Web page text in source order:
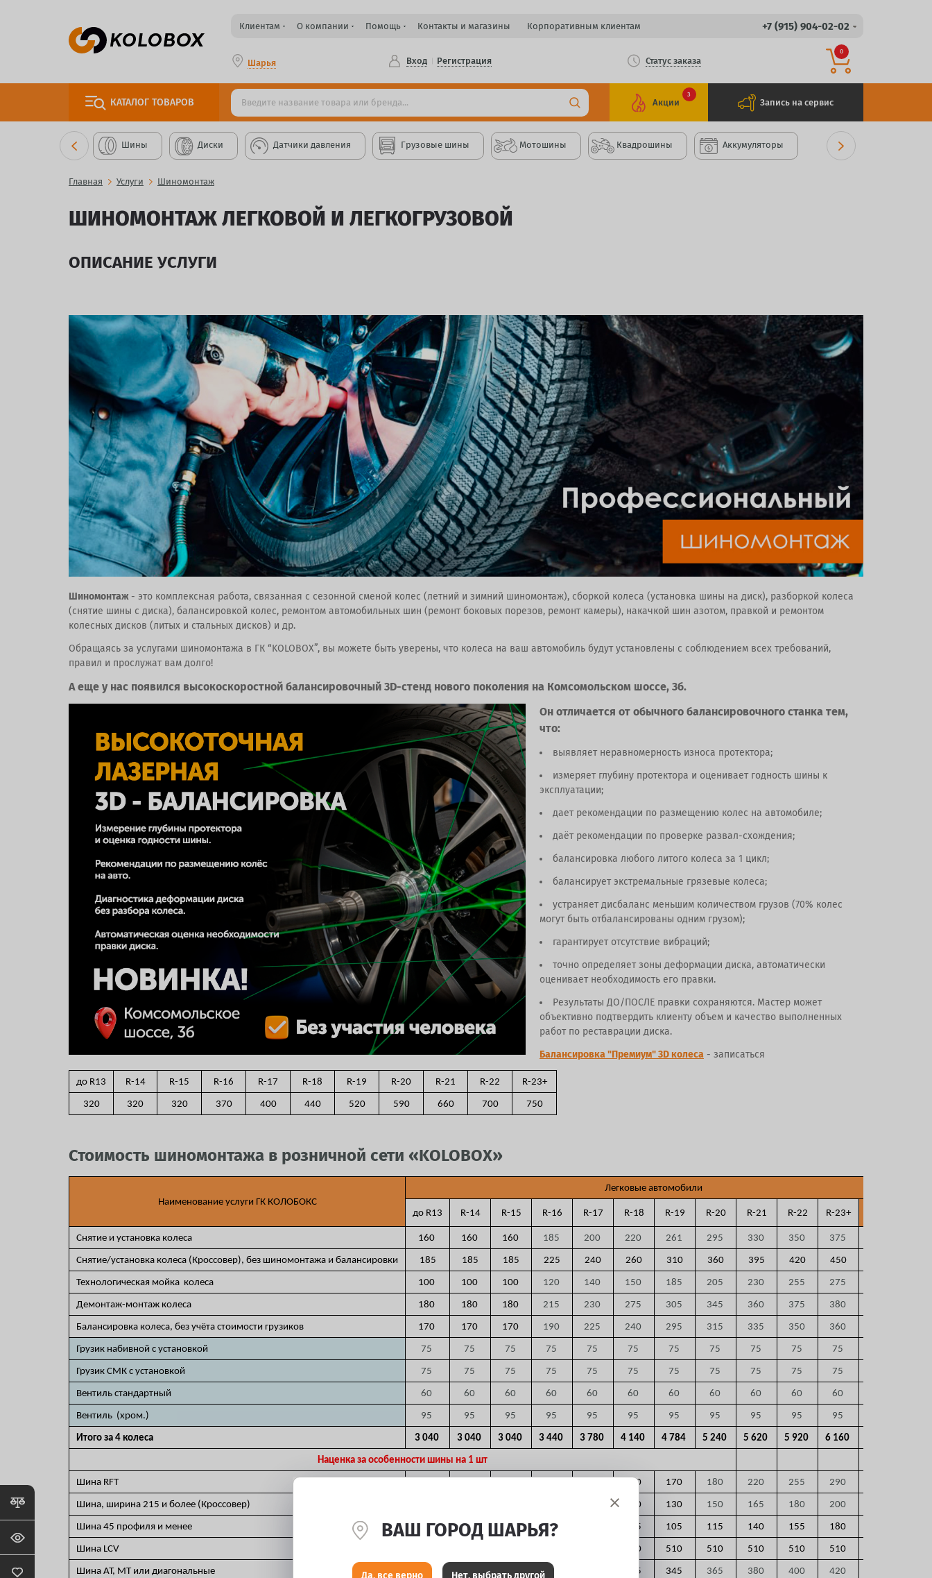
Клиентам О компании Помощь Контакты и магазины Корпоративным клиентам +7 (915) 904-02-02
Шарья Вход Регистрация Статус заказа
0
КАТАЛОГ ТОВАРОВ Акции
3
Запись на сервис
Шины Диски Датчики давления Грузовые шины Мотошины Квадрошины Аккумуляторы
Главная Услуги Шиномонтаж
ШИНОМОНТАЖ ЛЕГКОВОЙ И ЛЕГКОГРУЗОВОЙ
ОПИСАНИЕ УСЛУГИ
Шиномонтаж - это комплексная работа, связанная с сезонной сменой колес (летний и зимний шиномонтаж), сборкой колеса (установка шины на диск), разборкой колеса
(снятие шины с диска), балансировкой колес, ремонтом автомобильных шин (ремонт боковых порезов, ремонт камеры), накачкой шин азотом, правкой и ремонтом
колесных дисков (литых и стальных дисков) и др.
Обращаясь за услугами шиномонтажа в ГК “KOLOBOX”, вы можете быть уверены, что колеса на ваш автомобиль будут установлены с соблюдением всех требований,
правил и прослужат вам долго!
А еще у нас появился высокоскоростной балансировочный 3D-стенд нового поколения на Комсомольском шоссе, 3б.
Он отличается от обычного балансировочного станка тем,
что:
выявляет неравномерность износа протектора;
измеряет глубину протектора и оценивает годность шины к
эксплуатации;
дает рекомендации по размещению колес на автомобиле;
даёт рекомендации по проверке развал-схождения;
балансировка любого литого колеса за 1 цикл;
балансирует экстремальные грязевые колеса;
устраняет дисбаланс меньшим количеством грузов (70% колес
могут быть отбалансированы одним грузом);
гарантирует отсутствие вибраций;
точно определяет зоны деформации диска, автоматически
оценивает необходимость его правки.
Результаты ДО/ПОСЛЕ правки сохраняются. Мастер может
объективно подтвердить клиенту объем и качество выполненных
работ по реставрации диска.
Балансировка "Премиум" 3D колеса - записаться
до R13 R-14 R-15 R-16 R-17 R-18 R-19 R-20 R-21 R-22 R-23+
320 320 320 370 400 440 520 590 660 700 750
Стоимость шиномонтажа в розничной сети «KOLOBOX»
Наименование услуги ГК КОЛОБОКС
Легковые автомобили
до R13 R-14 R-15 R-16 R-17 R-18 R-19 R-20 R-21 R-22 R-23+
Снятие и установка колеса 160 160 160 185 200 220 261 295 330 350 375
Снятие/установка колеса (Кроссовер), без шиномонтажа и балансировки 185 185 185 225 240 260 310 360 395 420 450
Технологическая мойка колеса 100 100 100 120 140 150 185 205 230 255 275
Демонтаж-монтаж колеса 180 180 180 215 230 275 305 345 360 375 380
Балансировка колеса, без учёта стоимости грузиков 170 170 170 190 225 240 295 315 335 350 360
Грузик набивной с установкой 75 75 75 75 75 75 75 75 75 75 75
Грузик СМК с установкой 75 75 75 75 75 75 75 75 75 75 75
Вентиль стандартный 60 60 60 60 60 60 60 60 60 60 60
Вентиль (хром.) 95 95 95 95 95 95 95 95 95 95 95
Итого за 4 колеса 3 040 3 040 3 040 3 440 3 780 4 140 4 784 5 240 5 620 5 920 6 160
Наценка за особенности шины на 1 шт
Шина RFT 170 170 180 220 255 290
Шина, ширина 215 и более (Кроссовер) 130 130 150 165 180 200
Шина 45 профиля и менее 105 105 105 105 105 105 115 140 155 180
Шина LCV 510 510 510 510 510 510
Шина AT, MT или диагональные 345 345 345 345 345 345 365 380 400 420
ВАШ ГОРОД ШАРЬЯ?
Да, все верно Нет, выбрать другой